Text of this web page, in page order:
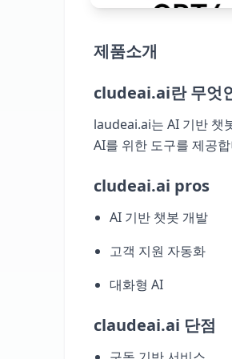
제품소개
cludeai.ai란 무엇
laudeai.ai는 AI 기반 챗
AI를 위한 도구를 제공
cludeai.ai pros
AI 기반 챗봇 개발
고객 지원 자동화
대화형 AI
claudeai.ai 단점